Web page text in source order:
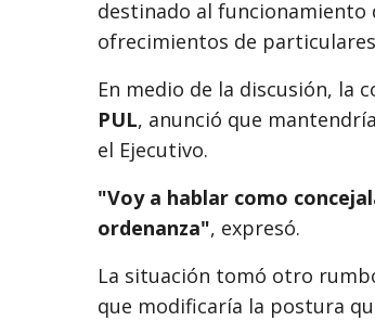
destinado al funcionamiento
ofrecimientos de
En medio de la discusión, la
PUL, anunció que
el Ejecutivo.
"Voy a hablar como
ordenanza", expresó.
La situación tomó otro
que modificaría la postura